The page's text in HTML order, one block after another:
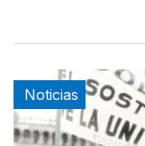
Noticias